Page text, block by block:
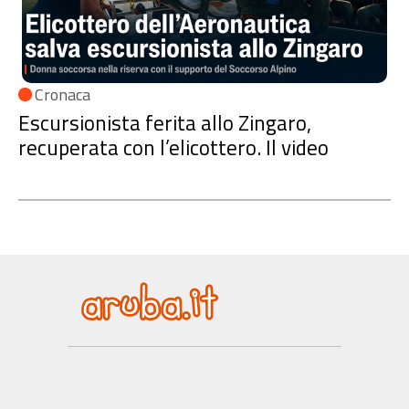
Cronaca
Escursionista ferita allo Zingaro,
recuperata con l’elicottero. Il video